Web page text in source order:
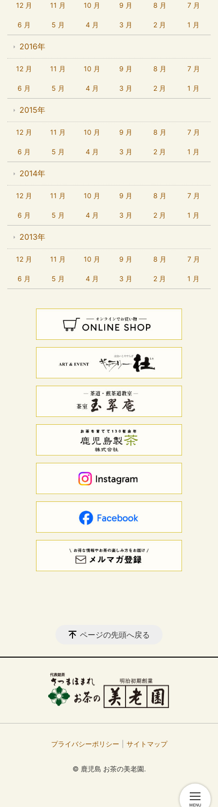
12 月 11 月 10 月 9 月 8 月 7 月
6 月 5 月 4 月 3 月 2 月 1 月
2016年
12 月 11 月 10 月 9 月 8 月 7 月
6 月 5 月 4 月 3 月 2 月 1 月
2015年
12 月 11 月 10 月 9 月 8 月 7 月
6 月 5 月 4 月 3 月 2 月 1 月
2014年
12 月 11 月 10 月 9 月 8 月 7 月
6 月 5 月 4 月 3 月 2 月 1 月
2013年
12 月 11 月 10 月 9 月 8 月 7 月
6 月 5 月 4 月 3 月 2 月 1 月
ページの先頭へ戻る
プライバシーポリシー サイトマップ
© 鹿児島 お茶の美老園.